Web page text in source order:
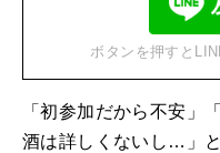
ボタンを押すと
「初参加だから不安」
酒は詳しくないし…」